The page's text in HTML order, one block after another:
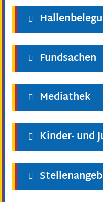
Fundsachen
Mediathek
Kinder- und